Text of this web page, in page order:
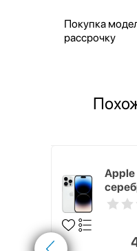
Покупка
рассрочку
Apple